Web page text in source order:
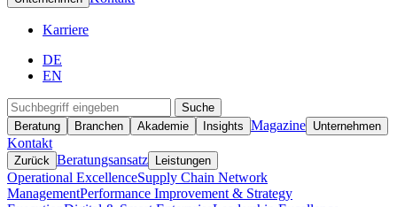
Karriere
DE
EN
Suche
Beratung
Branchen Akademie Insights Magazine Unternehmen
Kontakt
Zurück Beratungsansatz Leistungen
Operational ExcellenceSupply Chain Network
ManagementPerformance Improvement & Strategy